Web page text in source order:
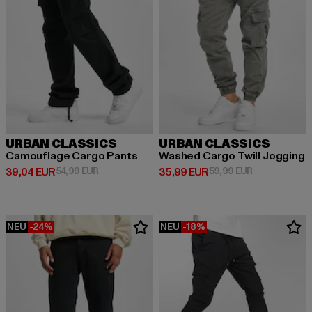
URBAN CLASSICS
Camouflage Cargo Pants
39,04 EUR
Derzeitiger Preis: 39,04 EUR
54,99 EURAktionspreis: 54,99 EUR
URBAN CLASSICS
Washed Cargo Twill Jogging
35,99 EUR
Derzeitiger Preis: 35,99 EUR
59,99 EURAktionspreis:
NEU -24% NEU -18%